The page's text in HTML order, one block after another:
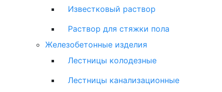
Известковый раствор
Раствор для стяжки пола
Железобетонные изделия
Лестницы колодезные
Лестницы канализационные